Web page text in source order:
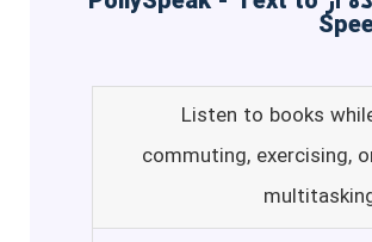
Listen to books
commuting, exercising,